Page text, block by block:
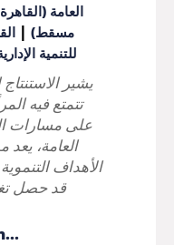
العامة
مسقط) |
للتنمية
يشير
تتمتع فيه
على مسارات
العامة،
الأهداف
قد حصل